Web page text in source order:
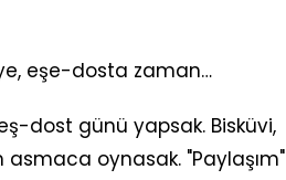
eşe-dosta zaman…
dost günü yapsak. Bisküvi,
oynasak. "Paylaşım"